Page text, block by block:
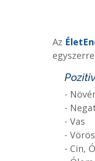
Az
-
-
- Vas
-
- Cin,